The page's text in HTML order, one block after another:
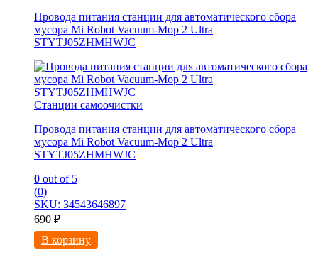
Провода питания станции для автоматического сбора
мусора Mi Robot Vacuum-Mop 2 Ultra
STYTJ05ZHMHWJC
Станции самоочистки
Провода питания станции для автоматического сбора
мусора Mi Robot Vacuum-Mop 2 Ultra
STYTJ05ZHMHWJC
0 out of 5
(0)
SKU: 34543646897
690 ₽
В корзину